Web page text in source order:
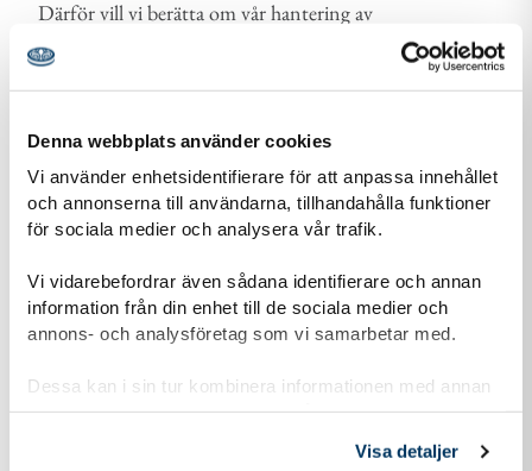
Denna webbplats använder cookies
Vi använder enhetsidentifierare för att anpassa innehållet
och annonserna till användarna, tillhandahålla funktioner
för sociala medier och analysera vår trafik.
Vi vidarebefordrar även sådana identifierare och annan
information från din enhet till de sociala medier och
annons- och analysföretag som vi samarbetar med.
Dessa kan i sin tur kombinera informationen med annan
information som du har tillhandahållit eller som de har
Visa detaljer
Därför vill vi berätta om vår hantering av
personuppgifter och om dataskyddsförordningen
Läs mer om vår personuppgiftshantering
Information-personuppgiftshantering-Scoutnet.pdf (PDF 129 KB)
Kontaktuppgifter